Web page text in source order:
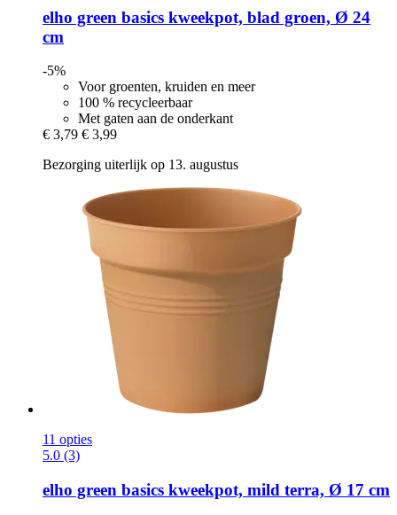
elho green basics kweekpot, blad groen, Ø 24
cm
-5%
Voor groenten, kruiden en meer
100 % recycleerbaar
Met gaten aan de onderkant
€ 3,79 € 3,99
Bezorging uiterlijk op 13. augustus
11 opties
5.0 (3)
elho green basics kweekpot, mild terra, Ø 17 cm